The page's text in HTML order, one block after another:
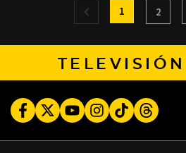
1 2
TELEVISIÓN
FacebookTwitterYoutubeInstagram
TikTokThreads